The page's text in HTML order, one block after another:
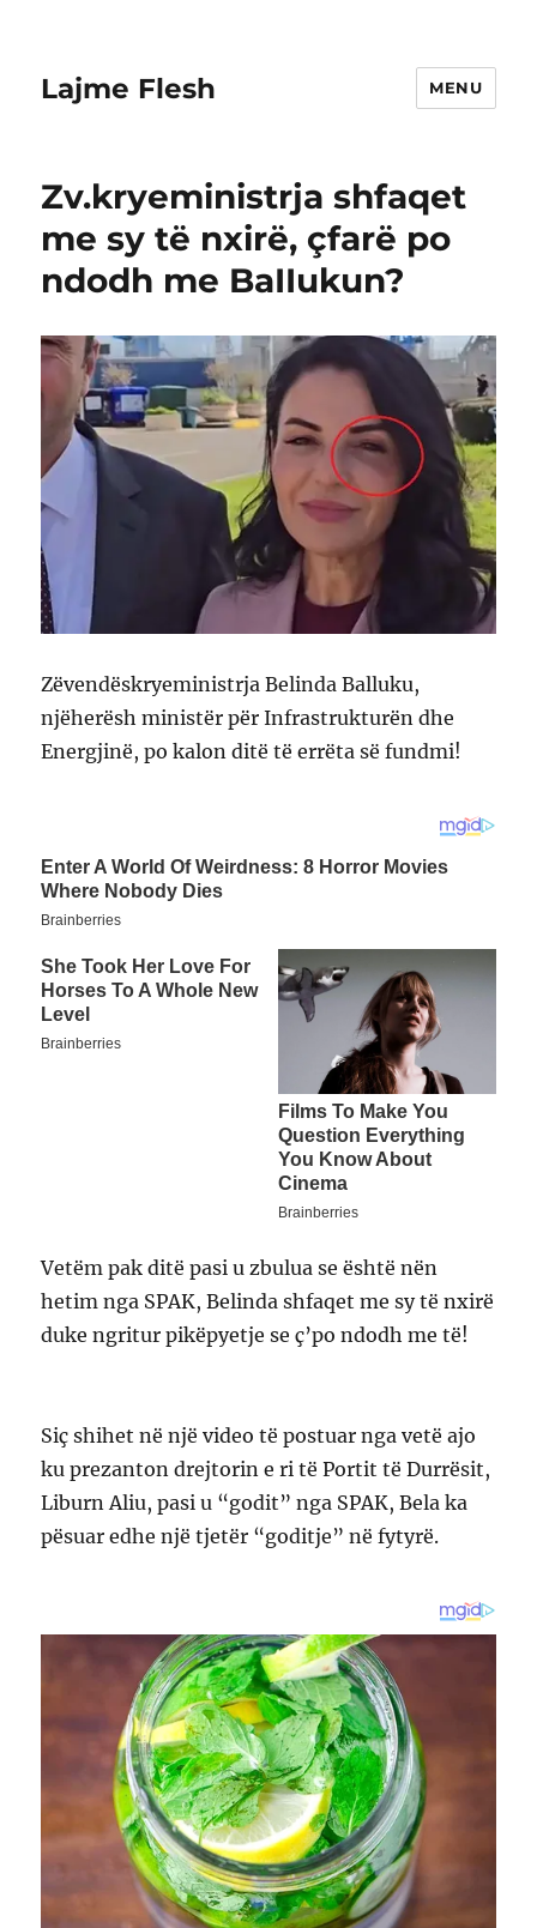
Lajme Flesh MENU
Zv.kryeministrja shfaqet
me sy të nxirë, çfarë po
ndodh me BaIIukun?
Zëvendëskryeministrja Belinda Balluku,
njëherësh ministër për Infrastrukturën dhe
Energjinë, po kalon ditë të errëta së fundmi!
Vetëm pak ditë pasi u zbulua se është nën
hetim nga SPAK, Belinda shfaqet me sy të nxirë
duke ngritur pikëpyetje se ç’po ndodh me të!
Siç shihet në një video të postuar nga vetë ajo
ku prezanton drejtorin e ri të Portit të Durrësit,
Liburn Aliu, pasi u “godit” nga SPAK, Bela ka
pësuar edhe një tjetër “goditje” në fytyrë.